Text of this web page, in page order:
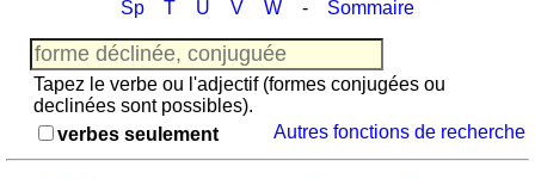
Jeu avec des nombres
h-
aspiré
Entraineur
de
pluriel
Sp
T U V W- Sommaire
Tapez le verbe ou l'adjectif (formes conjugées ou
declinées sont possibles).
verbes seulement
Autres fonctions de recherche